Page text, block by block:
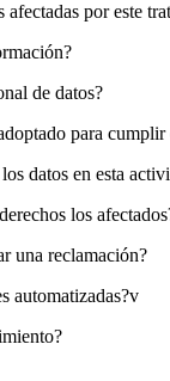
por este
de datos?
para
datos en esta
los
una reclamación?
automatizadas?v